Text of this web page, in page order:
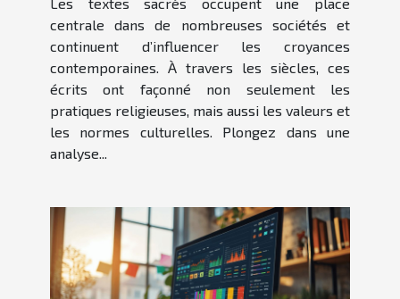
Les textes sacrés occupent une place
centrale dans de nombreuses sociétés et
continuent d’influencer les croyances
contemporaines. À travers les siècles, ces
écrits ont façonné non seulement les
pratiques religieuses, mais aussi les valeurs et
les normes culturelles. Plongez dans une
analyse...